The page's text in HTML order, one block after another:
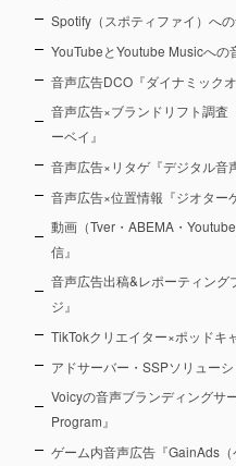
Spotify（スポティファイ）へ
YouTubeとYoutube Musicへの
音声広告DCO『ダイナミック
音声広告×ブランドリフト調査
ーベイ』
音声広告×リタゲ『デジタル音
音声広告×位置情報『ジオター
動画（Tver・ABEMA・
信』
音声広告出稿&レポーティング
ジ』
TikTokクリエイター×ポッドキ
アドサーバー・SSPソリュー
Voicyの音声ブランディングサ
Program』
ゲーム内音声広告『GainAds（